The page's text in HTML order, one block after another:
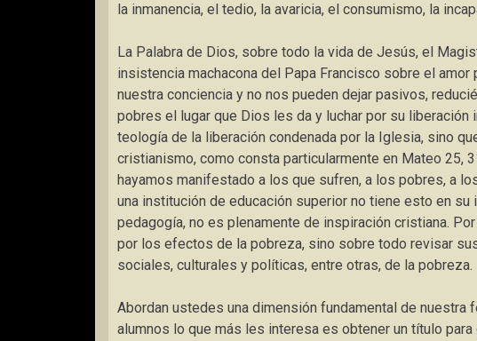
la inmanencia, el tedio, la avaricia, el consumismo, la
La Palabra de Dios, sobre todo la vida de Jesús, el
insistencia machacona del Papa Francisco sobre el
nuestra conciencia y no nos pueden dejar pasivos,
pobres el lugar que Dios les da y luchar por su
teología de la liberación condenada por la Iglesia, sino
cristianismo, como consta particularmente en Mateo 25,
hayamos manifestado a los que sufren, a los pobres, a
una institución de educación superior no tiene esto en su
pedagogía, no es plenamente de inspiración cristiana.
por los efectos de la pobreza, sino sobre todo revisar
sociales, culturales y políticas, entre otras, de la pobreza.
Abordan ustedes una dimensión fundamental de nuestra
alumnos lo que más les interesa es obtener un título